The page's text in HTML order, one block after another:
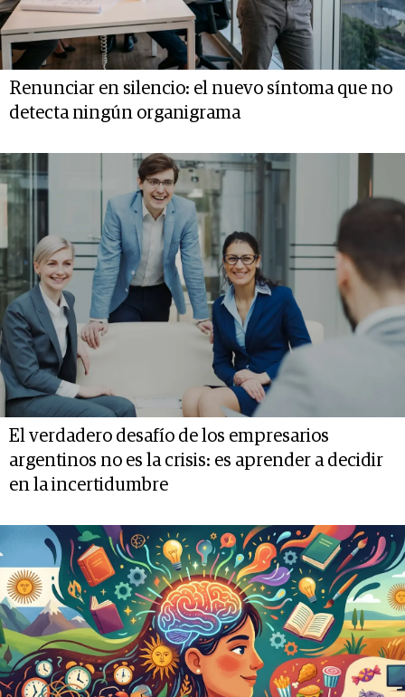
Renunciar en silencio: el nuevo síntoma que no
detecta ningún organigrama
El verdadero desafío de los empresarios
argentinos no es la crisis: es aprender a decidir
en la incertidumbre